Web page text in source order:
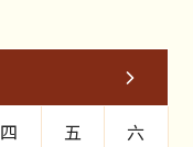
四 五 六